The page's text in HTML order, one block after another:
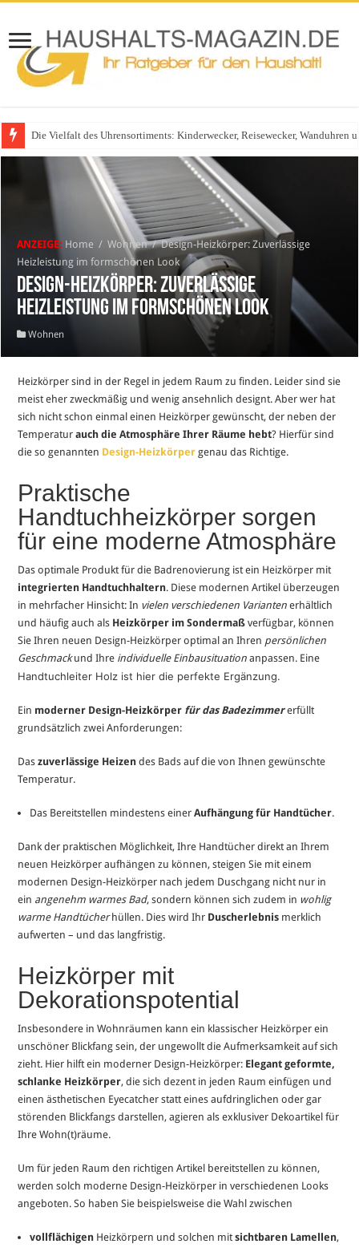
Die Vielfalt des Uhrensortiments: Kinderwecker, Reisewecker, Wanduhren
Glasgeländer in modernen Wohnhäusern
ANZEIGE: Home / Wohnen / Design-Heizkörper: Zuverlässige
Heizleistung im formschönen Look
Design-Heizkörper: Zuverlässige
Heizleistung im formschönen Look
Wohnen
Heizkörper sind in der Regel in jedem Raum zu finden. Leider sind sie
meist eher zweckmäßig und wenig ansehnlich designt. Aber wer hat
sich nicht schon einmal einen Heizkörper gewünscht, der neben der
Temperaturauch die Atmosphäre Ihrer Räume hebt? Hierfür sind
die so genannten Design-Heizkörper genau das Richtige.
Praktische
Handtuchheizkörper sorgen
für eine moderne Atmosphäre
Das optimale Produkt für die Badrenovierung ist ein Heizkörper mit
integrierten Handtuchhaltern. Diese modernen Artikel überzeugen
in mehrfacher Hinsicht: In vielen verschiedenen Varianten erhältlich
und häufig auch als Heizkörper im Sondermaß verfügbar, können
Sie Ihren neuen Design-Heizkörper optimal an Ihren persönlichen
Geschmackund Ihre individuelle Einbausituation anpassen. Eine
Handtuchleiter Holz ist hier die perfekte Ergänzung.
Ein moderner Design-Heizkörper für das Badezimmererfüllt
grundsätzlich zwei Anforderungen:
Daszuverlässige Heizen des Bads auf die von Ihnen gewünschte
Temperatur.
Das Bereitstellen mindestens einerAufhängung für Handtücher.
Dank der praktischen Möglichkeit, Ihre Handtücher direkt an Ihrem
neuen Heizkörper aufhängen zu können, steigen Sie mit einem
modernen Design-Heizkörper nach jedem Duschgang nicht nur in
ein angenehm warmes Bad, sondern können sich zudem in wohlig
warme Handtücherhüllen. Dies wird Ihr Duscherlebnis merklich
aufwerten – und das langfristig.
Heizkörper mit
Dekorationspotential
Insbesondere in Wohnräumen kann ein klassischer Heizkörper ein
unschöner Blickfang sein, der ungewollt die Aufmerksamkeit auf sich
zieht. Hier hilft ein moderner Design-Heizkörper: Elegant geformte,
schlanke Heizkörper, die sich dezent in jeden Raum einfügen und
einen ästhetischen Eyecatcher statt eines aufdringlichen oder gar
störenden Blickfangs darstellen, agieren als exklusiver Dekoartikel für
Ihre Wohn(t)räume.
Um für jeden Raum den richtigen Artikel bereitstellen zu können,
werden solch moderne Design-Heizkörper in verschiedenen Looks
angeboten. So haben Sie beispielsweise die Wahl zwischen
vollflächigen Heizkörpern und solchen mitsichtbaren Lamellen,